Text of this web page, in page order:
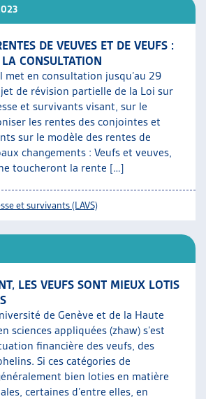
DE VEUVES ET DE VEUFS :
CONSULTATION
met en consultation jusqu’au 29
de révision partielle de la Loi sur
et survivants visant, sur le
les rentes des conjointes et
sur le modèle des rentes de
changements : Veufs et veuves,
toucheront la rente […]
et survivants (LAVS)
LES VEUFS SONT MIEUX LOTIS
de Genève et de la Haute
sciences appliquées (zhaw) s’est
financière des veufs, des
Si ces catégories de
bien loties en matière
certaines d’entre elles, en